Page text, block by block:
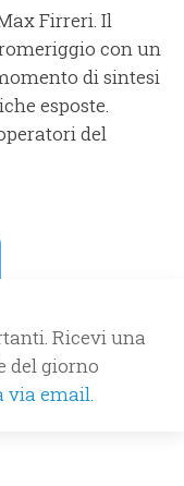
Firreri. Il
con un
di sintesi
esposte.
del
Ricevi una
del giorno
via email.